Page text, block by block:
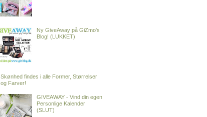
Ny GiveAway på GiZmo's
Blog! (LUKKET)
Skønhed findes i alle Former, Størrelser
og Farver!
GIVEAWAY - Vind din egen
Personlige Kalender
(SLUT)